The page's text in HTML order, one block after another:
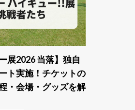
展2026 当落】独自
ト実施！チケットの
・会場・グッズを解